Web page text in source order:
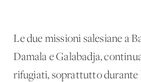
Le due missioni salesiane a
Damala e Galabadja,
rifugiati, soprattutto durante